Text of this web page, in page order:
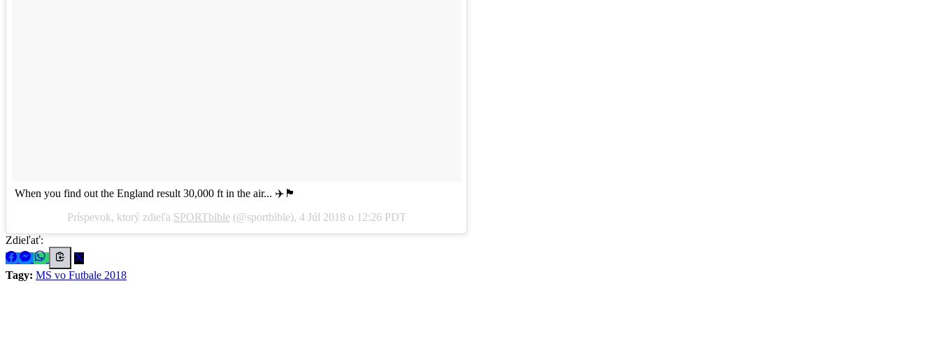
When you find out the England result 30,000 ft in the air... ✈️🏴󠁧󠁢󠁥󠁮󠁧󠁿
Príspevok, ktorý zdieľa SPORTbible(@sportbible), 4 Júl 2018 o 12:26 PDT
Zdieľať:
Tagy: MS vo Futbale 2018